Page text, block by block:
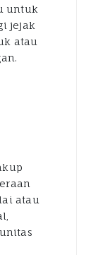
untuk
jejak
atau
atau